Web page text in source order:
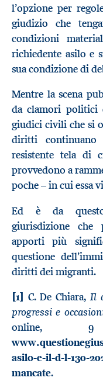
l’opzione per
giudizio che
condizioni
richiedente asilo e
sua condizione di
Mentre la scena
da clamori politici
giudici civili che si
diritti continuano
resistente tela di
provvedono a
poche – in cui essa
Ed è da
giurisdizione che
apporti più
questione
diritti dei migranti.
[1] C. De Chiara,Il
progressi e
online, 9
asilo-e-il-d-l-130-
mancate.